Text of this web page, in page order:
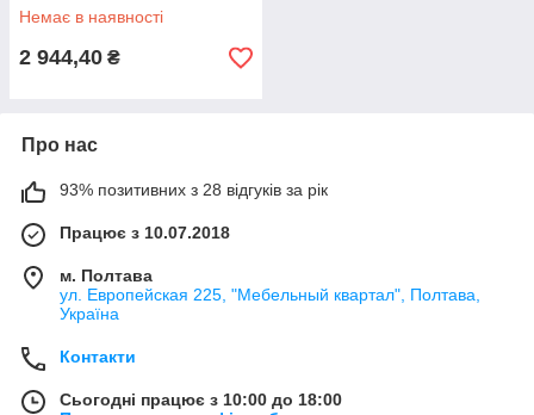
Немає в наявності
2 944,40 ₴
Про нас
93% позитивних з 28 відгуків за рік
Працює з 10.07.2018
м. Полтава
ул. Европейская 225, "Мебельный квартал", Полтава,
Україна
Контакти
Сьогодні працює з 10:00 до 18:00